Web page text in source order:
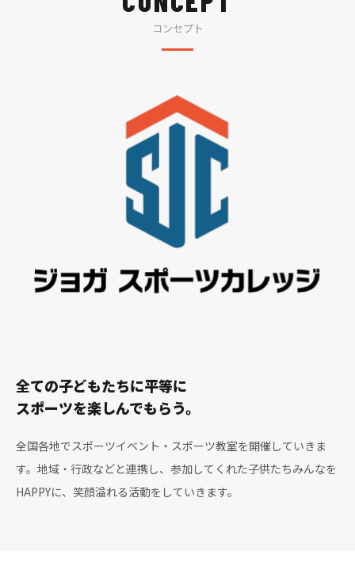
コンセプト
全ての子どもたちに平等に
スポーツを楽しんでもらう。
全国各地でスポーツイベント・スポーツ教室を開催していきま
す。地域・行政などと連携し、参加してくれた子供たちみんなを
HAPPYに、笑顔溢れる活動をしていきます。